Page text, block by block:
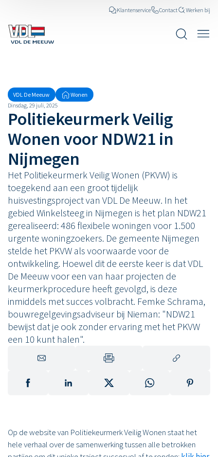
Klantenservice Contact Werken bij
VDL De Meeuw
Wonen
Dinsdag, 29 juli, 2025
Politiekeurmerk Veilig
Wonen voor NDW21 in
Nijmegen
Het Politiekeurmerk Veilig Wonen (PKVW) is
toegekend aan een groot tijdelijk
huisvestingsproject van VDL De Meeuw. In het
gebied Winkelsteeg in Nijmegen is het plan NDW21
gerealiseerd: 486 flexibele woningen voor 1.500
urgente woningzoekers. De gemeente Nijmegen
stelde het PKVW als voorwaarde voor de
ontwikkeling. Hoewel dit de eerste keer is dat VDL
De Meeuw voor een van haar projecten de
keurmerkprocedure heeft gevolgd, is deze
inmiddels met succes volbracht. Femke Schrama,
bouwregelgevingsadviseur bij Nieman: "NDW21
bewijst dat je ook zonder ervaring met het PKVW
een 10 kunt halen".
Op de website van Politiekeurmerk Veilig Wonen staat het
hele verhaal over de samenwerking tussen alle betrokken